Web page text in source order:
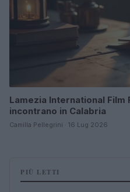
Lamezia International
incontrano in Calabria
Camilla Pellegrini · 16 Lug 2026
PIÙ LETTI